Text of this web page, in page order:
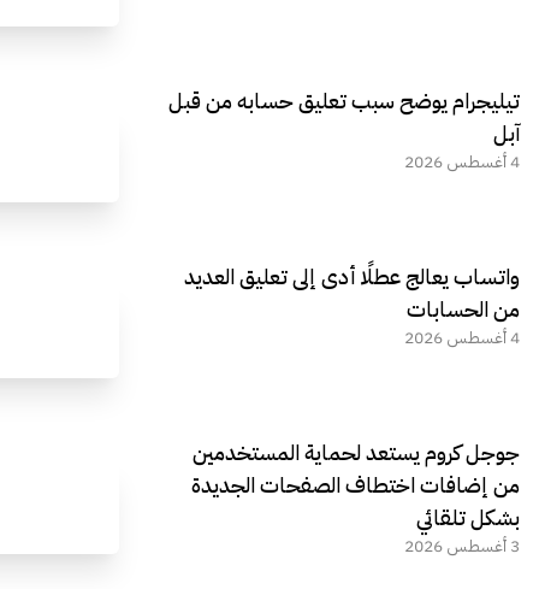
تيليجرام يوضح سبب تعليق حسابه من قبل
آبل
4 أغسطس 2026
واتساب يعالج عطلًا أدى إلى تعليق العديد
من الحسابات
4 أغسطس 2026
جوجل كروم يستعد لحماية المستخدمين
من إضافات اختطاف الصفحات الجديدة
بشكل تلقائي
3 أغسطس 2026